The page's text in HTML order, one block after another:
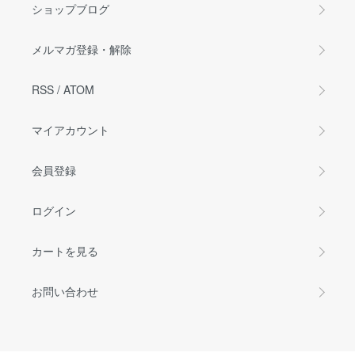
ショップブログ
メルマガ登録・解除
RSS / ATOM
マイアカウント
会員登録
ログイン
カートを見る
お問い合わせ